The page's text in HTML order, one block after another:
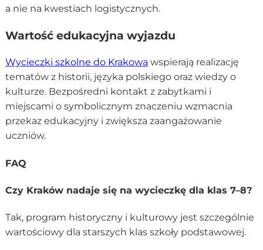
a nie na kwestiach logistycznych.
Wartość edukacyjna wyjazdu
Wycieczki szkolne do Krakowa wspierają realizację
tematów z historii, języka polskiego oraz wiedzy o
kulturze. Bezpośredni kontakt z zabytkami i
miejscami o symbolicznym znaczeniu wzmacnia
przekaz edukacyjny i zwiększa zaangażowanie
uczniów.
FAQ
Czy Kraków nadaje się na wycieczkę dla klas 7–8?
Tak, program historyczny i kulturowy jest szczególnie
wartościowy dla starszych klas szkoły podstawowej.